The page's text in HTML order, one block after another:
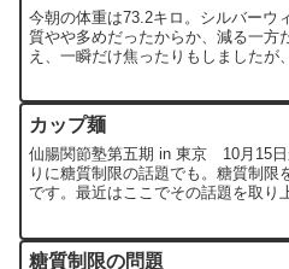
今朝の体重は73.2キロ。シルバーウ
質やや多めだったからか、減る一方
え、一瞬だけ焦ったりもしましたが
カップ麺
仙腸関節塾第五期 in 東京 10月15
りに糖質制限の話題でも。糖質制限
です。最近はここでその話題を取り
糖質制限の問題